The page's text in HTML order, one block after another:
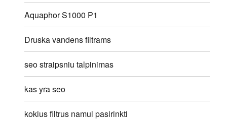
Aquaphor S1000 P1
Druska vandens filtrams
seo straipsniu talpinimas
kas yra seo
kokius filtrus namui pasirinkti